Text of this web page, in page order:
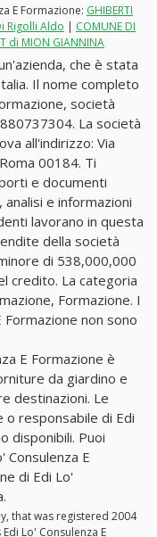
E Formazione: GHIBERTI
Rigolli Aldo | COMUNE DI
di MION GIANNINA
che è stata
Il nome completo
società
La società
all'indirizzo: Via
00184. Ti
e documenti
e informazioni
lavorano in questa
della società
di 538,000,000
credito. La categoria
Formazione. I
non sono
E Formazione è
da giardino e
destinazioni. Le
responsabile di Edi
disponibili. Puoi
Consulenza E
di Edi Lo'
that was registered 2004
Lo' Consulenza E